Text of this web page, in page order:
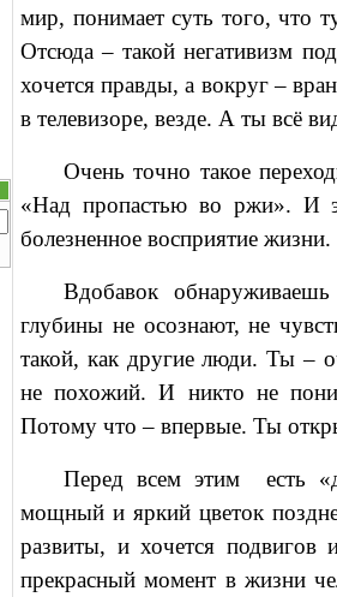
мир, понимает суть того, что
Отсюда – такой негативизм
хочется правды, а вокруг –
в телевизоре, везде. А ты всё
Очень точно такое
«Над пропастью во ржи». И
болезненное восприятие жизни.
Вдобавок
глубины не осознают, не
такой, как другие люди. Ты –
не похожий. И никто не
Потому что – впервые. Ты
Перед всем этим
есть
мощный и яркий цветок
развиты, и хочется подвигов
прекрасный момент в жизни